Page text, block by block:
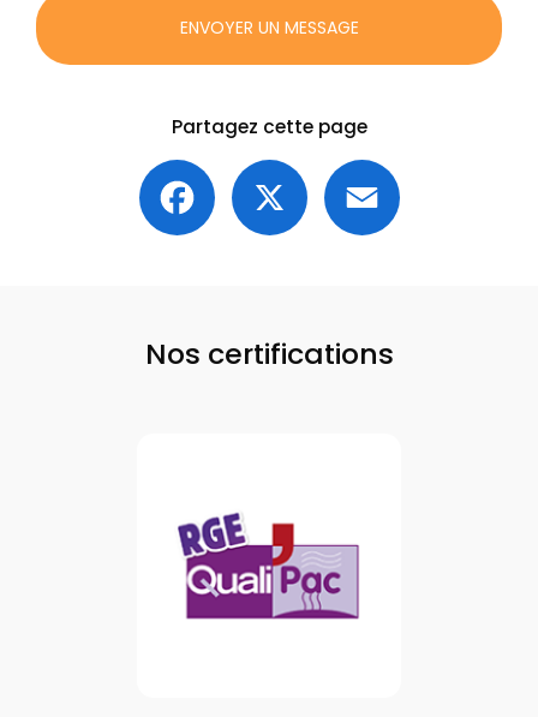
ENVOYER UN MESSAGE
Partagez cette page
Facebook
Nos certifications